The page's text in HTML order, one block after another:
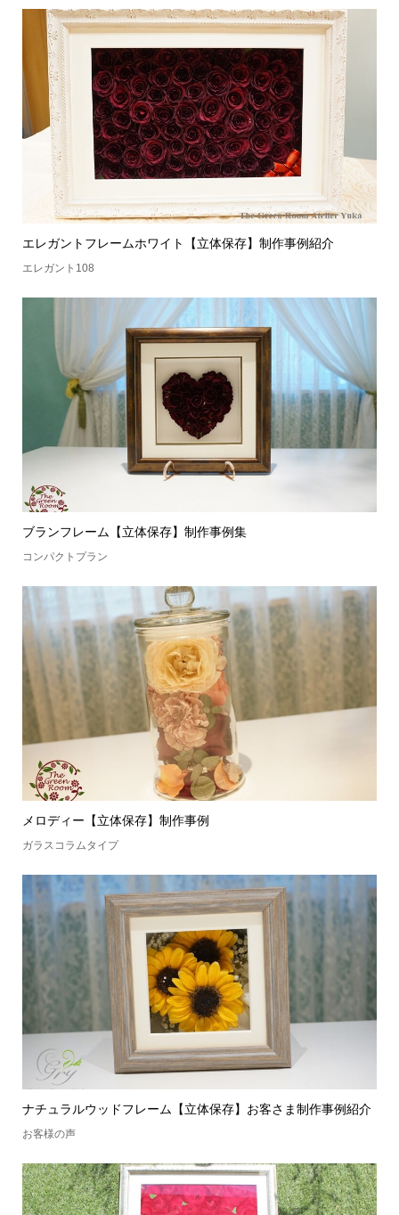
エレガントフレームホワイト【立体保存】制作事例紹介
エレガント108
ブランフレーム【立体保存】制作事例集
コンパクトプラン
メロディー【立体保存】制作事例
ガラスコラムタイプ
ナチュラルウッドフレーム【立体保存】お客さま制作事例紹介
お客様の声